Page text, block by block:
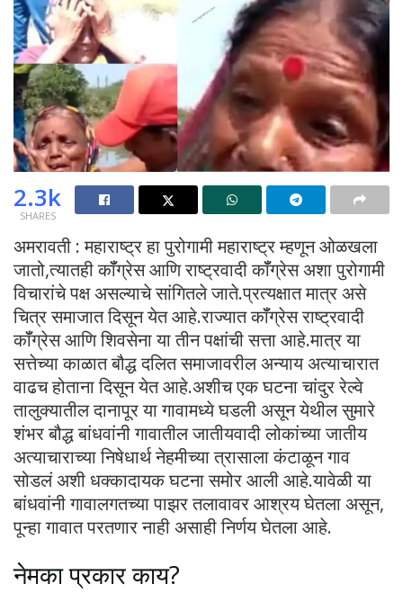
2.3k
SHARES
अमरावती : महाराष्ट्र हा पुरोगामी महाराष्ट्र म्हणून ओळखला
जातो,त्यातही कॉँग्रेस आणि राष्ट्रवादी कॉँग्रेस अशा पुरोगामी
विचारांचे पक्ष असल्याचे सांगितले जाते.प्रत्यक्षात मात्र असे
चित्र समाजात दिसून येत आहे.राज्यात कॉँग्रेस राष्ट्रवादी
कॉँग्रेस आणि शिवसेना या तीन पक्षांची सत्ता आहे.मात्र या
सत्तेच्या काळात बौद्ध दलित समाजावरील अन्याय अत्याचारात
वाढच होताना दिसून येत आहे.अशीच एक घटना चांदुर रेल्वे
तालुक्यातील दानापूर या गावामध्ये घडली असून येथील सुमारे
शंभर बौद्ध बांधवांनी गावातील जातीयवादी लोकांच्या जातीय
अत्याचाराच्या निषेधार्थ नेहमीच्या त्रासाला कंटाळून गाव
सोडलं अशी धक्कादायक घटना समोर आली आहे.यावेळी या
बांधवांनी गावालगतच्या पाझर तलावावर आश्रय घेतला असून,
पून्हा गावात परतणार नाही असाही निर्णय घेतला आहे.
नेमका प्रकार काय?